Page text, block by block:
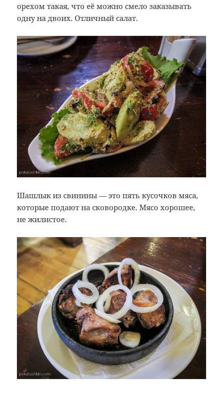
орехом такая, что её можно смело заказывать
одну на двоих. Отличный салат.
Шашлык из свинины — это пять кусочков мяса,
которые подают на сковородке. Мясо хорошее,
не жилистое.